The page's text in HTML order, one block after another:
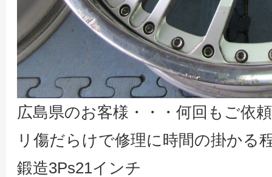
広島県のお客様・・・何回もご依
リ傷だらけで修理に時間の掛かる
鍛造3Ps21インチ